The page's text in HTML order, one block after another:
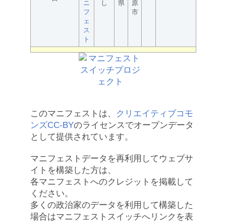
ニ
フ
ェ
ス
ト
し
県
原
市
このマニフェストは、
クリエイティブコモ
ンズCC-BYのライセンスでオープンデータ
として提供されています。
マニフェストデータを再利用してウェブサ
イトを構築した方は、
各マニフェストへのクレジットを掲載して
ください。
多くの政治家のデータを利用して構築した
場合はマニフェストスイッチへリンクを表